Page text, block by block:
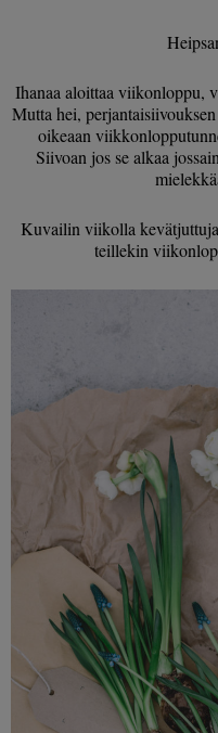
Ihanaa aloittaa viikonloppu,
Mutta hei,
oikeaan
Siivoan jos se alkaa
Kuvailin viikolla
teillekin